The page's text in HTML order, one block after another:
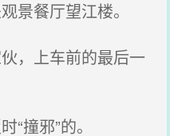
景餐厅望江楼。
，上车前的最后一
撞邪”的。